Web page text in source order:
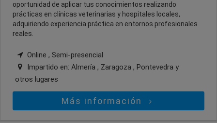
oportunidad de aplicar tus conocimientos realizando
prácticas en clínicas veterinarias y hospitales locales,
adquiriendo experiencia práctica en entornos profesionales
reales.
Online , Semi-presencial
Impartido en: Almería , Zaragoza , Pontevedra y
otros lugares
Más información